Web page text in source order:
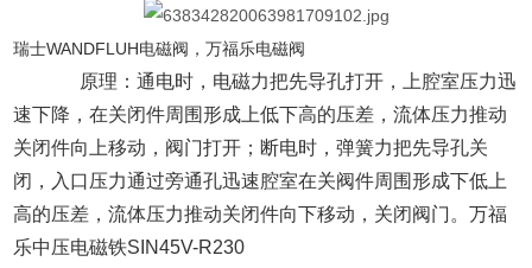
瑞士WANDFLUH电磁阀，万福乐电磁阀
原理：通电时，电磁力把先导孔打开，上腔室压力迅
速下降，在关闭件周围形成上低下高的压差，流体压力推动
关闭件向上移动，阀门打开；断电时，弹簧力把先导孔关
闭，入口压力通过旁通孔迅速腔室在关阀件周围形成下低上
高的压差，流体压力推动关闭件向下移动，关闭阀门。万福
乐中压电磁铁SIN45V-R230